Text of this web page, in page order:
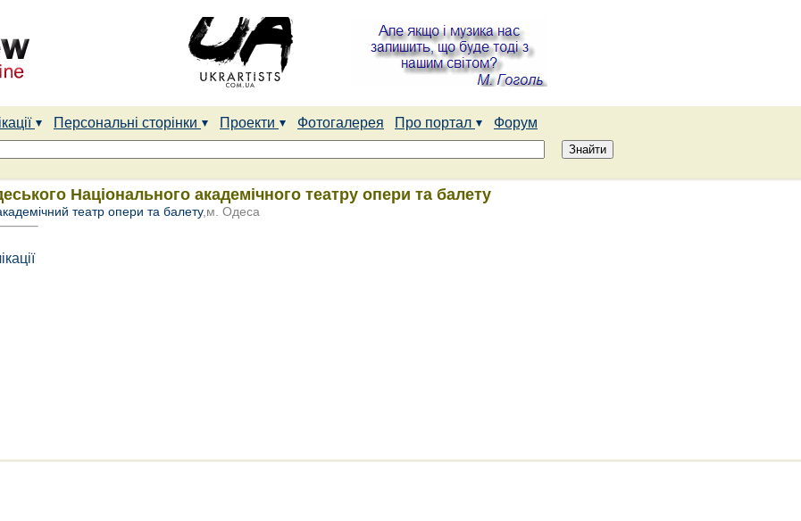
Персональні сторінки Проекти Фотогалерея Про портал
Форум
Національного академічного театру опери та балету
театр опери та балету,м. Одеса